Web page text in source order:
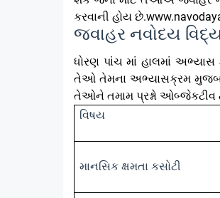
કરવાની હોય
જવાહર નવોદય
ધોરણ પાંચ માં હાલમાં
તેઓ તેમના અભ્યાસક્રમ મુજબ
તેઓને તમામ પ્રશ્નો ઓબ્જેકટીવ
વિષય
માનસિક ક્ષમતા કસોટી